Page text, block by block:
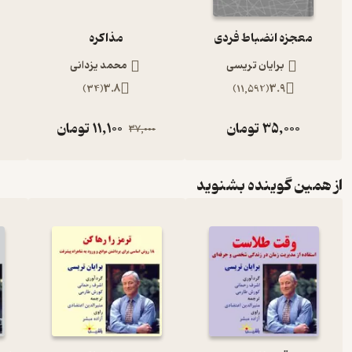
در بخشی از کتاب صوتی قورباغه را قورت بده میشنویم
در انجام مهم‌ترین وظایف، یک مهارت ذهنی و جسمی است. پس می‌توانید
ادامه دهید تا در ذهن ناخودآگاه شما نقش ببندد و به یکی از
عادت شروع و تمام کردن کارهای مهم پاداش فوری و دائمی دارد.
کردن کارها به او احساس خوب و مثبتی می‌دهد، او را خوشحال می‌کند و
هر وقت از عهده کاری، چه کوچک و چه بزرگ، برمی‌آیید موجی از
معجزه انضباط فردی
برایان تریسی
3.9
(
11,592
)
35,000تومان
مذاکره
محمد یزدانی
3.8
(
34
)
37,000
11,100تومان
از همین گوینده بشنوید